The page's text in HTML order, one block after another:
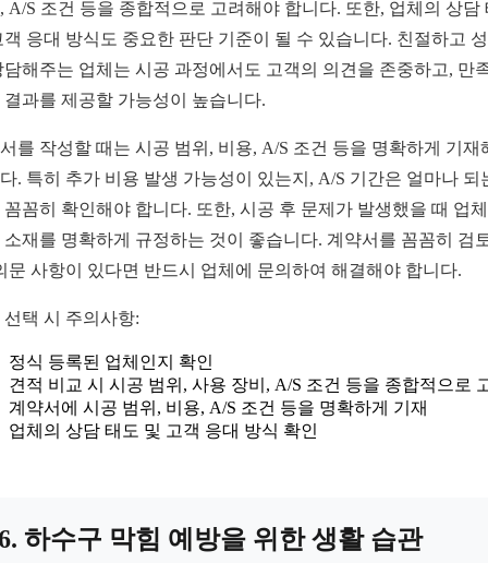
A/S 조건 등을 종합적으로 고려해야 합니다. 또한, 업체의 상담
객 응대 방식도 중요한 판단 기준이 될 수 있습니다. 친절하고
담해주는 업체는 시공 과정에서도 고객의 의견을 존중하고, 만
결과를 제공할 가능성이 높습니다.
를 작성할 때는 시공 범위, 비용, A/S 조건 등을 명확하게 기재
. 특히 추가 비용 발생 가능성이 있는지, A/S 기간은 얼마나 되
꼼꼼히 확인해야 합니다. 또한, 시공 후 문제가 발생했을 때 업
소재를 명확하게 규정하는 것이 좋습니다. 계약서를 꼼꼼히 검
문 사항이 있다면 반드시 업체에 문의하여 해결해야 합니다.
선택 시 주의사항:
정식 등록된 업체인지 확인
견적 비교 시 시공 범위, 사용 장비, A/S 조건 등을 종합적으로
계약서에 시공 범위, 비용, A/S 조건 등을 명확하게 기재
업체의 상담 태도 및 고객 응대 방식 확인
하수구 막힘 예방을 위한 생활 습관